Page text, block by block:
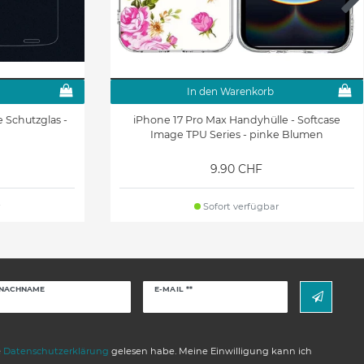
Schutzglas -
In den Warenkorb
iPhone 17 Pro Max Handyhülle - Softcase
Image TPU Series - pinke Blumen
9.90 CHF
Sofort verfügbar
E-MAIL **
Newsletter
Daten­schutz­erklärung gelesen habe. Meine Einwilligung kann ich